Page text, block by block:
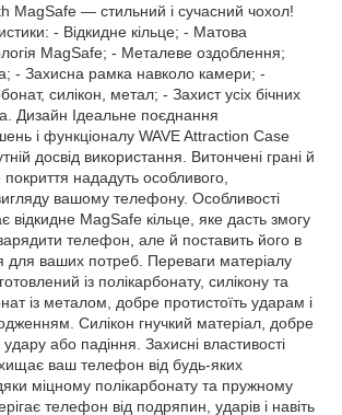
MagSafe — стильний і сучасний чохол!
- Відкидне кільце; - Матова
MagSafe; - Металеве оздоблення;
- Захисна рамка навколо камери; -
силікон, метал; - Захист усіх бічних
Дизайн Ідеальне поєднання
і функціоналу WAVE Attraction Case
досвід використання. Витончені грані й
нададуть особливого,
вигляду вашому телефону. Особливості
MagSafe кільце, яке дасть змогу
телефон, але й поставить його в
для ваших потреб. Переваги матеріалу
із полікарбонату, силікону та
із металом, добре протистоїть ударам і
Силікон гнучкий матеріал, добре
або падіння. Захисні властивості
ваш телефон від будь-яких
міцному полікарбонату та пружному
телефон від подряпин, ударів і навіть